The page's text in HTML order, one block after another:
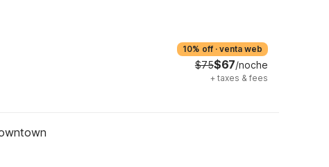
10% off · venta web
$75$67/noche
+ taxes & fees